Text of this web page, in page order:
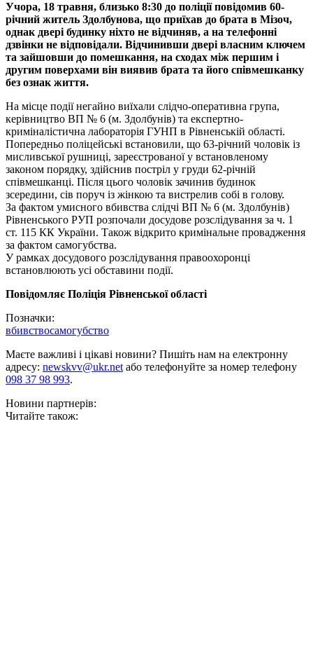
Учора, 18 травня, близько 8:30 до поліції повідомив 60-
річний житель Здолбунова, що приїхав до брата в Мізоч,
однак двері будинку ніхто не відчиняв, а на телефонні
дзвінки не відповідали. Відчинивши двері власним ключем
та зайшовши до помешкання, на сходах між першим і
другим поверхами він виявив брата та його співмешканку
без ознак життя.
На місце події негайно виїхали слідчо-оперативна група,
керівництво ВП № 6 (м. Здолбунів) та експертно-
криміналістична лабораторія ГУНП в Рівненській області.
Попередньо поліцейські встановили, що 63-річний чоловік із
мисливської рушниці, зареєстрованої у встановленому
законом порядку, здійснив постріл у груди 62-річній
співмешканці. Після цього чоловік зачинив будинок
зсередини, сів поруч із жінкою та вистрелив собі в голову.
За фактом умисного вбивства слідчі ВП № 6 (м. Здолбунів)
Рівненського РУП розпочали досудове розслідування за ч. 1
ст. 115 КК України. Також відкрито кримінальне провадження
за фактом самогубства.
У рамках досудового розслідування правоохоронці
встановлюють усі обставини події.
Повідомляє Поліція Рівненської області
Позначки:
вбивствосамогубство
Маєте важливі і цікаві новини? Пишіть нам на електронну
адресу: newskvv@ukr.netабо телефонуйте за номер телефону
098 37 98 993.
Новини партнерів:
Читайте також: